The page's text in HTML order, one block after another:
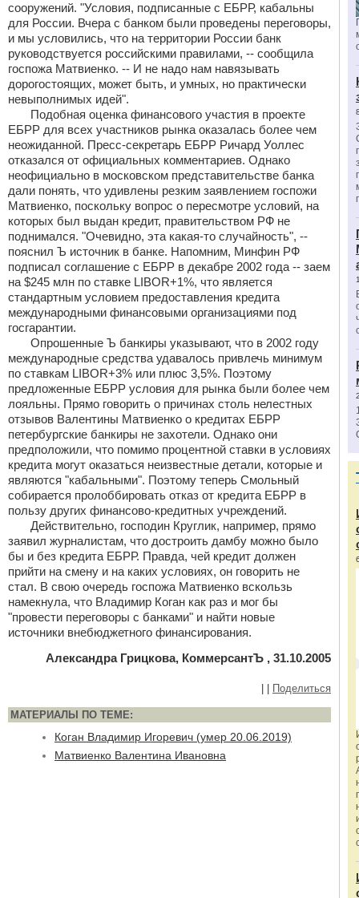
сооружений. "Условия, подписанные с ЕБРР, кабальны
для России. Вчера с банком были проведены переговоры,
и мы условились, что на территории России банк
руководствуется российскими правилами, -- сообщила
госпожа Матвиенко. -- И не надо нам навязывать
дорогостоящих, может быть, и умных, но практически
невыполнимых идей".
Подобная оценка финансового участия в проекте
ЕБРР для всех участников рынка оказалась более чем
неожиданной. Пресс-секретарь ЕБРР Ричард Уоллес
отказался от официальных комментариев. Однако
неофициально в московском представительстве банка
дали понять, что удивлены резким заявлением госпожи
Матвиенко, поскольку вопрос о пересмотре условий, на
которых был выдан кредит, правительством РФ не
поднимался. "Очевидно, эта какая-то случайность", --
пояснил Ъ источник в банке. Напомним, Минфин РФ
подписал соглашение с ЕБРР в декабре 2002 года -- заем
на $245 млн по ставке LIBOR+1%, что является
стандартным условием предоставления кредита
международными финансовыми организациями под
госгарантии.
Опрошенные Ъ банкиры указывают, что в 2002 году
международные средства удавалось привлечь минимум
по ставкам LIBOR+3% или плюс 3,5%. Поэтому
предложенные ЕБРР условия для рынка были более чем
лояльны. Прямо говорить о причинах столь нелестных
отзывов Валентины Матвиенко о кредитах ЕБРР
петербургские банкиры не захотели. Однако они
предположили, что помимо процентной ставки в условиях
кредита могут оказаться неизвестные детали, которые и
являются "кабальными". Поэтому теперь Смольный
собирается пролоббировать отказ от кредита ЕБРР в
пользу других финансово-кредитных учреждений.
Действительно, господин Круглик, например, прямо
заявил журналистам, что достроить дамбу можно было
бы и без кредита ЕБРР. Правда, чей кредит должен
прийти на смену и на каких условиях, он говорить не
стал. В свою очередь госпожа Матвиенко вскользь
намекнула, что Владимир Коган как раз и мог бы
"провести переговоры с банками" и найти новые
источники внебюджетного финансирования.
Александра Грицкова, КоммерсантЪ , 31.10.2005
Поделиться
МАТЕРИАЛЫ ПО ТЕМЕ:
Коган Владимир Игоревич (умер 20.06.2019)
Матвиенко Валентина Ивановна